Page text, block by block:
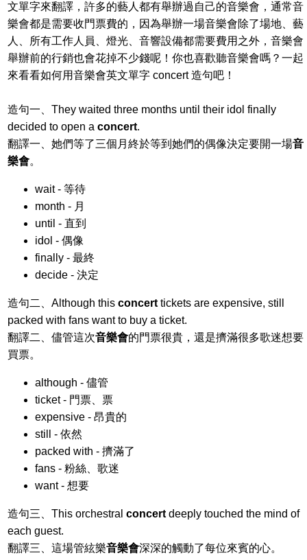
文單字來翻譯，許多的藝人都有舉辦過自己的音樂會，通常音
樂會都是需要收門票費的，因為舉辦一場音樂會除了場地、藝
人、所有工作人員、燈光、音響設備都需要費用之外，音樂會
舉辦前的行銷也會花掉不少錢呢！你也喜歡聽音樂會嗎？一起
來看看如何用音樂會英文單字 concert 造句吧！
造句一、They waited three months until their idol finally
decided to open a concert.
翻譯一、她們等了三個月終於等到她們的偶像決定要開一場音
樂會。
wait - 等待
month - 月
until - 直到
idol - 偶像
finally - 最終
decide - 決定
造句二、Although this concert tickets are expensive, still
packed with fans want to buy a ticket.
翻譯二、儘管這次音樂會的門票很貴，還是擠滿很多歌迷想要
買票。
although - 儘管
ticket - 門票、票
expensive - 昂貴的
still - 依然
packed with - 擠滿了
fans - 粉絲、歌迷
want - 想要
造句三、This orchestral concert deeply touched the mind of
each guest.
翻譯三、這場管絃樂音樂會深深的觸動了每位來賓的心。